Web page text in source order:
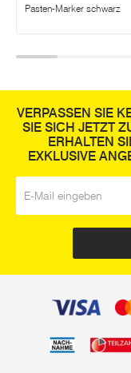
Pasten-Marker schwarz
VERPASSEN SIE
SIE SICH JETZT
ERHALTEN
EXKLUSIVE